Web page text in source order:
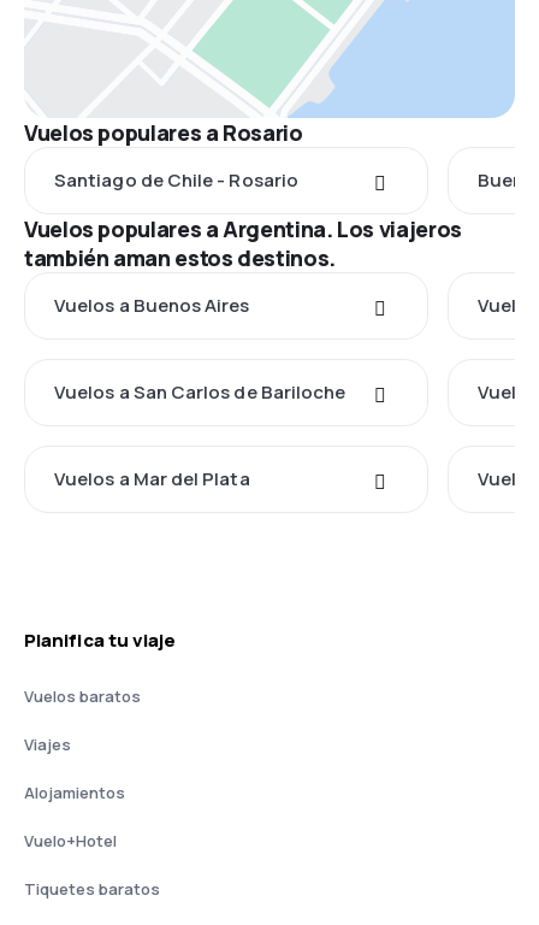
Vuelos populares a Rosario
Santiago de Chile - Rosario
Vuelos populares a Argentina. Los viajeros
también aman estos destinos.
Vuelos a Buenos Aires
Vuelos a San Carlos de Bariloche
Vuelos a Mar del Plata
Planifica tu viaje
Vuelos baratos
Viajes
Alojamientos
Vuelo+Hotel
Tiquetes baratos